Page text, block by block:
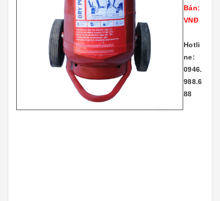
Bán:
VNĐ
Hotli
ne:
0946.
988.6
88